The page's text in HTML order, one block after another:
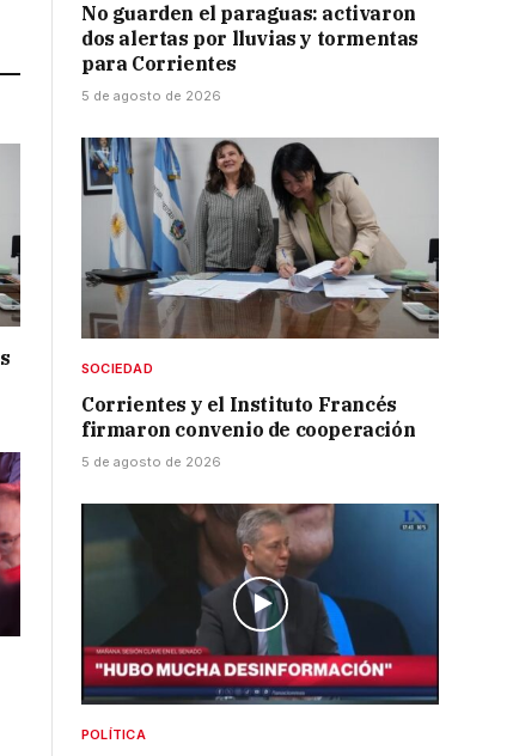
No guarden el paraguas: activaron
dos alertas por lluvias y tormentas
para Corrientes
5 de agosto de 2026
SOCIEDAD
Corrientes y el Instituto Francés
firmaron convenio de cooperación
5 de agosto de 2026
POLÍTICA